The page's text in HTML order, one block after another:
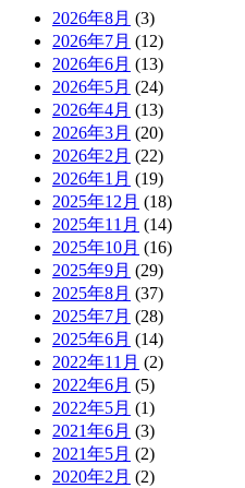
2026年8月 (3)
2026年7月 (12)
2026年6月 (13)
2026年5月 (24)
2026年4月 (13)
2026年3月 (20)
2026年2月 (22)
2026年1月 (19)
2025年12月 (18)
2025年11月 (14)
2025年10月 (16)
2025年9月 (29)
2025年8月 (37)
2025年7月 (28)
2025年6月 (14)
2022年11月 (2)
2022年6月 (5)
2022年5月 (1)
2021年6月 (3)
2021年5月 (2)
2020年2月 (2)